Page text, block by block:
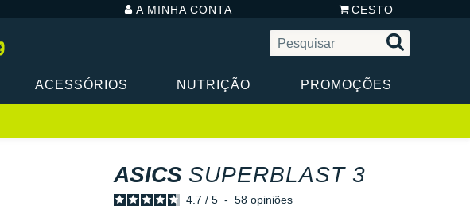
A MINHA CONTA CESTO
ACESSÓRIOS NUTRIÇÃO PROMOÇÕES
ASICS SUPERBLAST 3
4.7 / 5 - 58 opiniões